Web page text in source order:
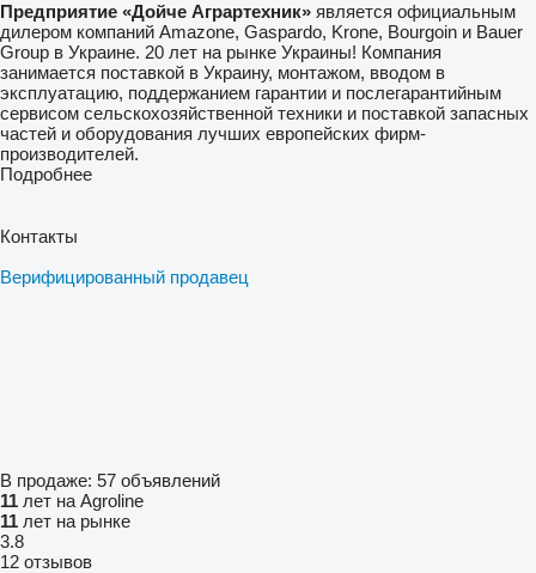
Предприятие «Дойче Аграртехник» является официальным
дилером компаний Amazone, Gaspardo, Krone, Bourgoin и Bauer
Group в Украине. 20 лет на рынке Украины! Компания
занимается поставкой в Украину, монтажом, вводом в
эксплуатацию, поддержанием гарантии и послегарантийным
сервисом сельскохозяйственной техники и поставкой запасных
частей и оборудования лучших европейских фирм-
производителей.
Подробнее
Контакты
Верифицированный продавец
В продаже: 57 объявлений
11 лет на Agroline
11 лет на рынке
3.8
12 отзывов